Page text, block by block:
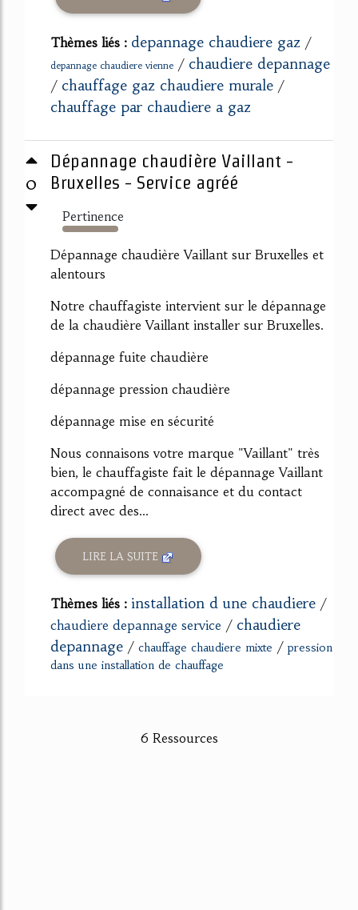
Thèmes liés : depannage chaudiere gaz /
depannage chaudiere vienne / chaudiere depannage
/ chauffage gaz chaudiere murale /
chauffage par chaudiere a gaz
0
Dépannage chaudière Vaillant -
Bruxelles - Service agréé
Pertinence
146%
Dépannage chaudière Vaillant sur Bruxelles et
alentours
Notre chauffagiste intervient sur le dépannage
de la chaudière Vaillant installer sur Bruxelles.
dépannage fuite chaudière
dépannage pression chaudière
dépannage mise en sécurité
Nous connaisons votre marque "Vaillant" très
bien, le chauffagiste fait le dépannage Vaillant
accompagné de connaisance et du contact
direct avec des...
LIRE LA SUITE
Thèmes liés : installation d une chaudiere /
chaudiere depannage service / chaudiere
depannage / chauffage chaudiere mixte / pression
dans une installation de chauffage
6 Ressources